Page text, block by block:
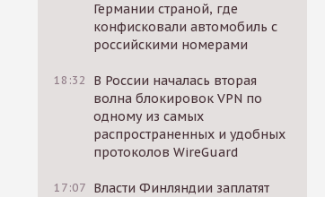
Германии страной, где
конфисковали автомобиль с
российскими номерами
18:32
В России началась вторая
волна блокировок VPN по
одному из самых
распространенных и удобных
протоколов WireGuard
17:07 Власти Финляндии заплатят